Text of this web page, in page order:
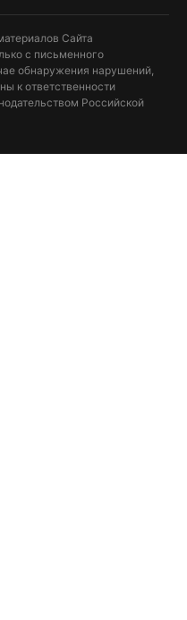
Сайта
с письменного
обнаружения нарушений,
к ответственности
Российской